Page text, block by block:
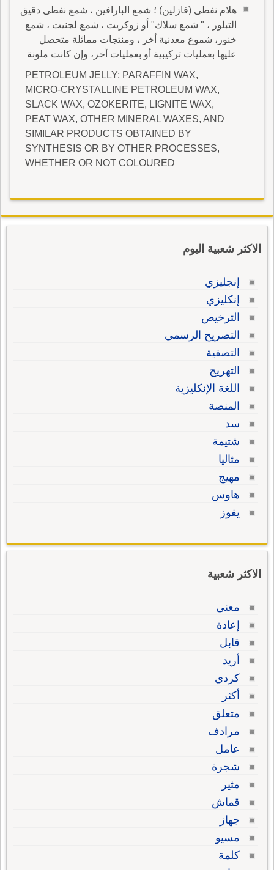
هلام نفطى (فازلين) ؛ شمع البارافين ، شمع نفطى دقيق
التبلور ، " شمع سلاك" أو زوكريت ، شمع لجنيت ، شمع
خنور، شموع معدنية أخر ، ومنتجات مماثلة متحصل
عليها بعمليات تركيبية أو بعمليات أخر، وإن كانت ملونة
PETROLEUM JELLY; PARAFFIN WAX,
MICRO-CRYSTALLINE PETROLEUM WAX,
SLACK WAX, OZOKERITE, LIGNITE WAX,
PEAT WAX, OTHER MINERAL WAXES, AND
SIMILAR PRODUCTS OBTAINED BY
SYNTHESIS OR BY OTHER PROCESSES,
WHETHER OR NOT COLOURED
الاكثر شعبية اليوم
إنجليزي
إنكليزي
الترخيص
التصريح الرسمي
التصفية
التهريج
اللغة الإنكليزية
المنصة
سد
شتيمة
مثاليا
مهيج
هاوس
يفوز
الاكثر شعبية
معنى
إعادة
قابل
أريد
كردي
أكثر
متعلق
مرادف
عامل
شجرة
مثير
قماش
جهاز
مسيو
كلمة